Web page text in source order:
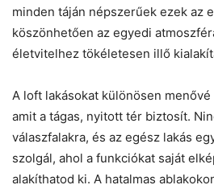
minden táján népszerűek ezek az
köszönhetően az egyedi
életvitelhez tökéletesen illő
A loft lakásokat különösen menővé
amit a tágas, nyitott tér biztosít.
válaszfalakra, és az egész lakás
szolgál, ahol a funkciókat saját
alakíthatod ki. A hatalmas